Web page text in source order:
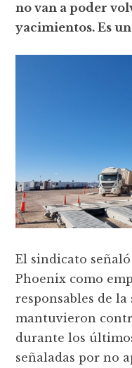
no van a poder
yacimientos. Es
El sindicato
Phoenix como
responsables de
mantuvieron
durante los
señaladas por no